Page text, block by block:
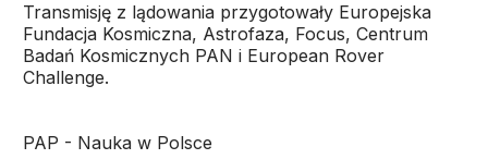
Transmisję z lądowania przygotowały Europejska
Fundacja Kosmiczna, Astrofaza, Focus, Centrum
Badań Kosmicznych PAN i European Rover
Challenge.
PAP - Nauka w Polsce